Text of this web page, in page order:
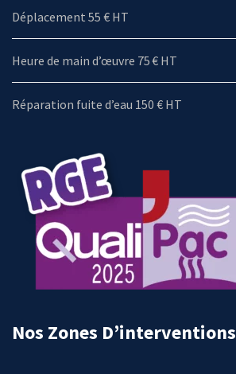
Déplacement 55 € HT
Heure de main d’œuvre 75 € HT
Réparation fuite d’eau 150 € HT
Nos Zones D’interventions